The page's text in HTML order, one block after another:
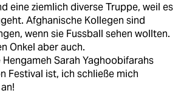
eine ziemlich diverse Truppe, weil es
Afghanische Kollegen sind
wenn sie Fussball sehen wollten.
Onkel aber auch.
Sarah Yaghoobifarahs
Festival ist, ich schließe mich